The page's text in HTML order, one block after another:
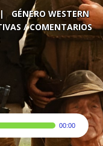
GÉNERO WESTERN
COMENTARIOS
00:00